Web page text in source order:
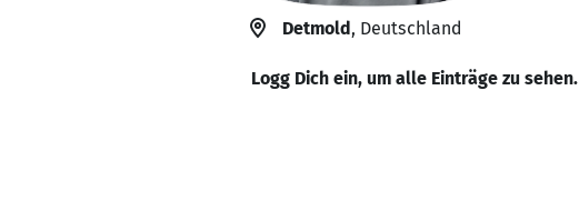
Detmold, Deutschland
Logg Dich ein, um alle Einträge zu sehen.